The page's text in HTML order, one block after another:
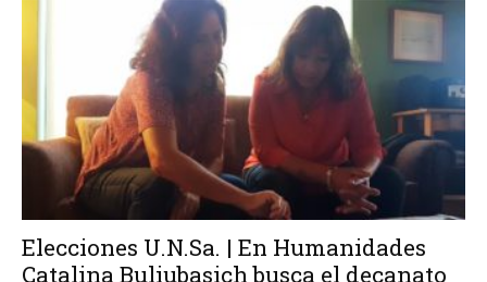
Elecciones U.N.Sa. | En Humanidades
Catalina Buliubasich busca el decanato